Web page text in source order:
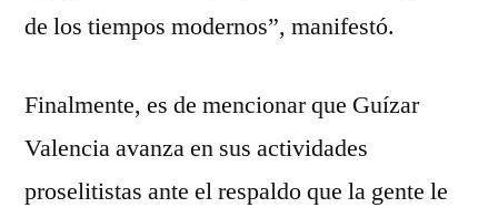
de los tiempos modernos”, manifestó.
Finalmente, es de mencionar que Guízar
Valencia avanza en sus actividades
proselitistas ante el respaldo que la gente le